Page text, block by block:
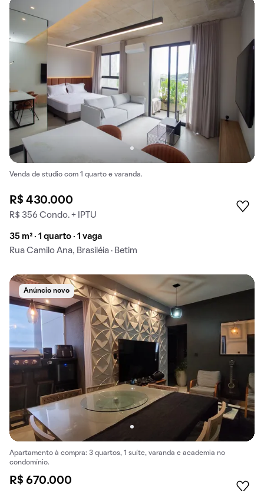
Venda de studio com 1 quarto e varanda.
R$ 430.000
R$ 356 Condo. + IPTU
35 m² · 1 quarto · 1 vaga
Rua Camilo Ana, Brasiléia · Betim
Anúncio novo
Apartamento à compra: 3 quartos, 1 suíte, varanda e academia no
condomínio.
R$ 670.000